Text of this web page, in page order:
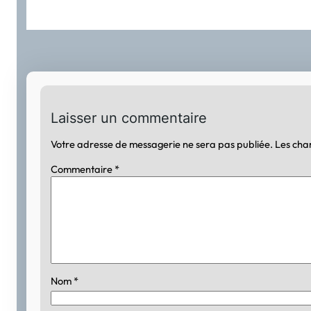
Laisser un commentaire
Votre adresse de messagerie ne sera pas publiée. Les
Commentaire *
Nom *